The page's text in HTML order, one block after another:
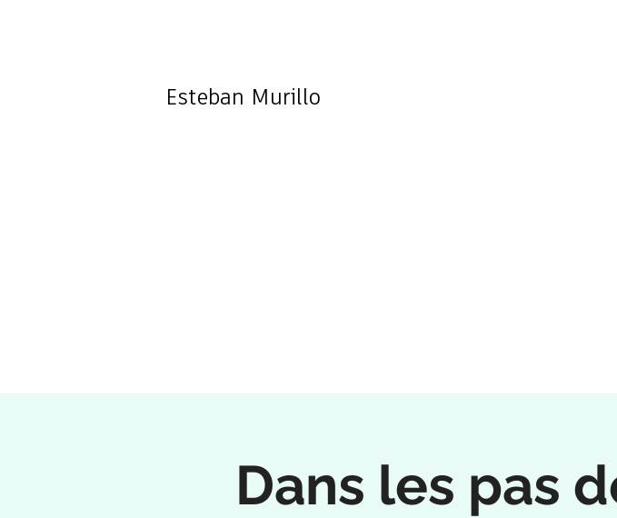
Esteban Murillo
Dans les pas